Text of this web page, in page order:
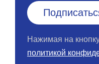
Нажимая на
политикой